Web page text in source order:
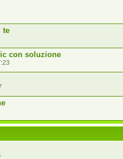
te
con soluzione